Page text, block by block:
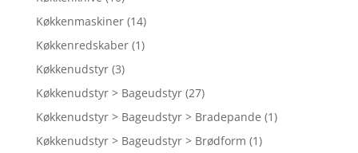
Køkkenmaskiner (14)
Køkkenredskaber (1)
Køkkenudstyr (3)
Køkkenudstyr > Bageudstyr (27)
Køkkenudstyr > Bageudstyr > Bradepande (1)
Køkkenudstyr > Bageudstyr > Brødform (1)